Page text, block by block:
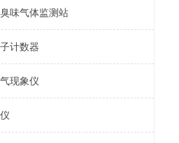
味气体监测站
计数器
现象仪